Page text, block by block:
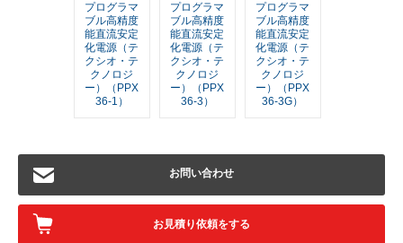
プログラマ
ブル高精度
能直流安定
化電源（テ
クシオ・テ
クノロジ
ー）（PPX
36-1）
プログラマ
ブル高精度
能直流安定
化電源（テ
クシオ・テ
クノロジ
ー）（PPX
36-3）
プログラマ
ブル高精度
能直流安定
化電源（テ
クシオ・テ
クノロジ
ー）（PPX
36-3G）
お問い合わせ
お見積り依頼をする